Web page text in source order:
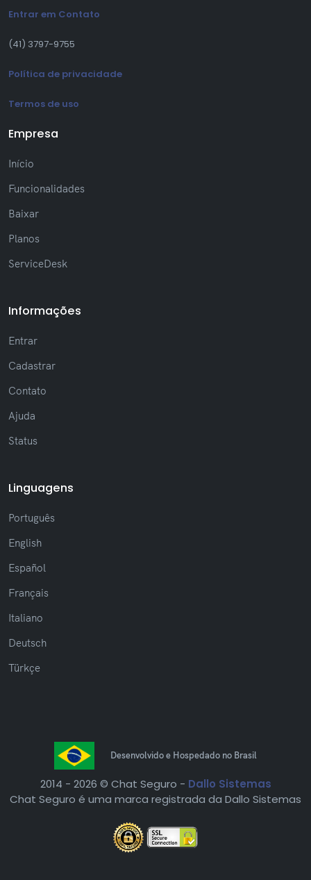
Entrar em Contato
(41) 3797-9755
Política de privacidade
Termos de uso
Empresa
Início
Funcionalidades
Baixar
Planos
ServiceDesk
Informações
Entrar
Cadastrar
Contato
Ajuda
Status
Linguagens
Português
English
Español
Français
Italiano
Deutsch
Türkçe
Desenvolvido e Hospedado no Brasil
2014 - 2026 © Chat Seguro - Dallo Sistemas
Chat Seguro é uma marca registrada da Dallo Sistemas